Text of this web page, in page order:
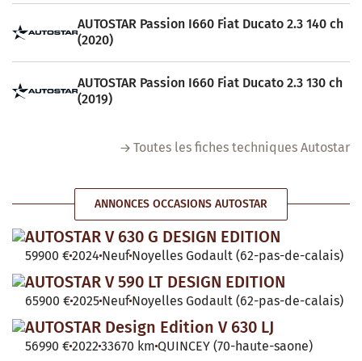
AUTOSTAR Passion I660 Fiat Ducato 2.3 140 ch
(2020)
AUTOSTAR Passion I660 Fiat Ducato 2.3 130 ch
(2019)
Toutes les fiches techniques Autostar
ANNONCES OCCASIONS AUTOSTAR
AUTOSTAR V 630 G DESIGN EDITION
59900 €2024 Neuf Noyelles Godault (62-pas-de-calais)
AUTOSTAR V 590 LT DESIGN EDITION
65900 €2025 Neuf Noyelles Godault (62-pas-de-calais)
AUTOSTAR Design Edition V 630 LJ
56990 €2022 33670 km QUINCEY (70-haute-saone)